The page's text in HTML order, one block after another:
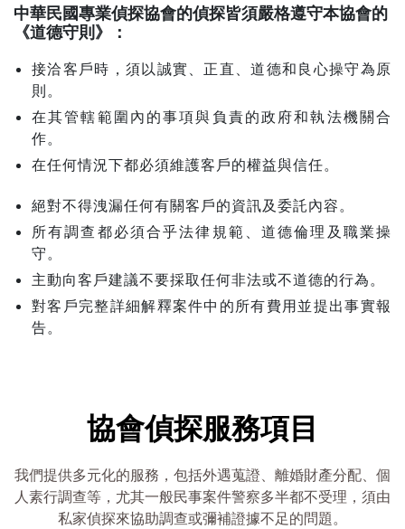
中華民國專業偵探協會的偵探皆須嚴格遵守本協會的
《道德守則》：
接洽客戶時，須以誠實、正直、道德和良心操守為原
則。
在其管轄範圍內的事項與負責的政府和執法機關合
作。
在任何情況下都必須維護客戶的權益與信任。
絕對不得洩漏任何有關客戶的資訊及委託內容。
所有調查都必須合乎法律規範、道德倫理及職業操
守。
主動向客戶建議不要採取任何非法或不道德的行為。
對客戶完整詳細解釋案件中的所有費用並提出事實報
告。
協會偵探服務項目
我們提供多元化的服務，包括外遇蒐證、離婚財產分配、個
人素行調查等，尤其一般民事案件警察多半都不受理，須由
私家偵探來協助調查或彌補證據不足的問題。